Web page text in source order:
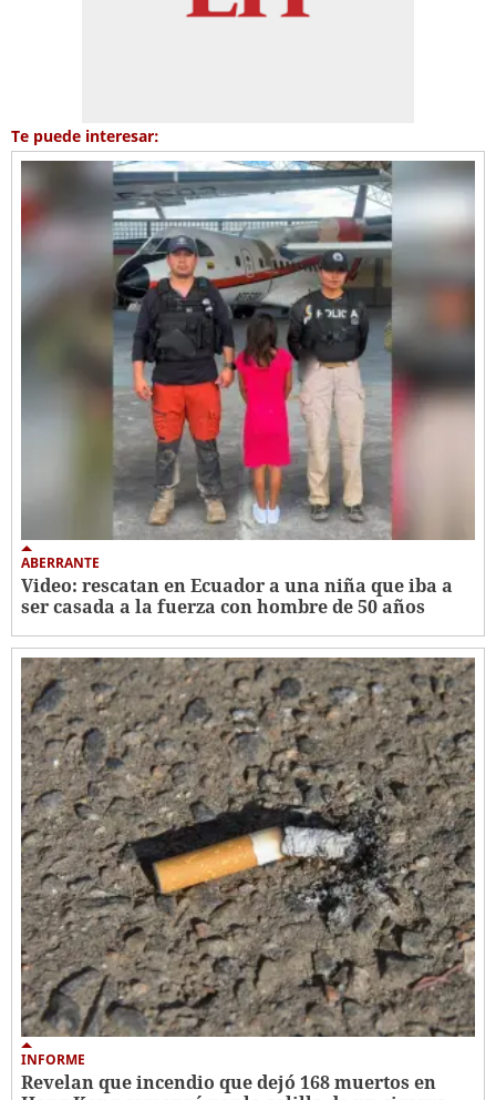
Te puede interesar:
ABERRANTE
Video: rescatan en Ecuador a una niña que iba a
ser casada a la fuerza con hombre de 50 años
INFORME
Revelan que incendio que dejó 168 muertos en